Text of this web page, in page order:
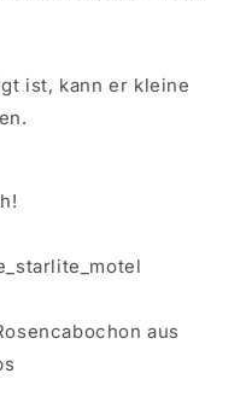
ist, kann er kleine
aus